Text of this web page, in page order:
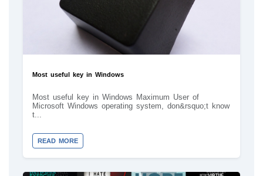
Most useful key in Windows
Most useful key in Windows Maximum User of
Microsoft Windows operating system, don&rsquo;t know
t...
READ MORE